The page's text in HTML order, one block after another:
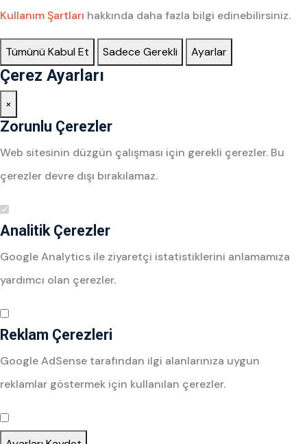
Kullanım Şartları hakkında daha fazla bilgi edinebilirsiniz.
Tümünü Kabul Et Sadece Gerekli Ayarlar
Çerez Ayarları
×
Zorunlu Çerezler
Web sitesinin düzgün çalışması için gerekli çerezler. Bu
çerezler devre dışı bırakılamaz.
Analitik Çerezler
Google Analytics ile ziyaretçi istatistiklerini anlamamıza
yardımcı olan çerezler.
Reklam Çerezleri
Google AdSense tarafından ilgi alanlarınıza uygun
reklamlar göstermek için kullanılan çerezler.